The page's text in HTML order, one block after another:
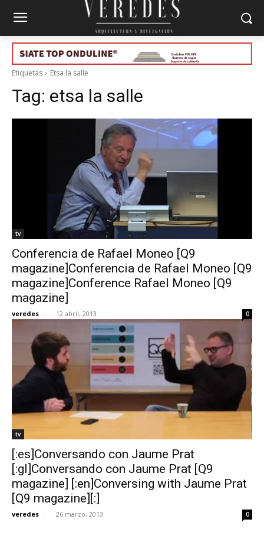
Etiquetas Etsa la salle
Tag: etsa la salle
tv
Conferencia de Rafael Moneo [Q9
magazine]Conferencia de Rafael Moneo [Q9
magazine]Conference Rafael Moneo [Q9
magazine]
veredes - 12 abril, 2013 0
tv
[:es]Conversando con Jaume Prat
[:gl]Conversando con Jaume Prat [Q9
magazine] [:en]Conversing with Jaume Prat
[Q9 magazine][:]
veredes - 26 marzo, 2013 0